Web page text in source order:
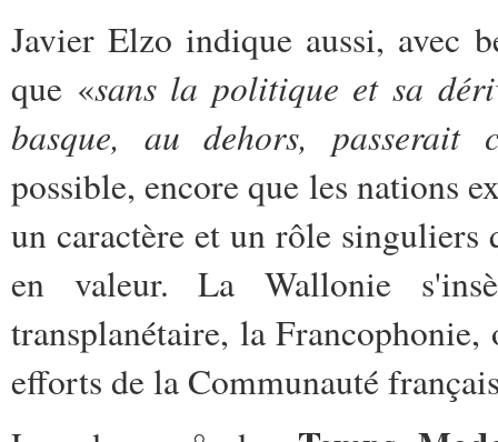
Javier Elzo indique aussi, avec
que «sans la politique et sa
basque, au dehors, passerait
possible, encore que les nations
un caractère et un rôle
en valeur. La Wallonie
transplanétaire, la Francophonie,
efforts de la Communauté